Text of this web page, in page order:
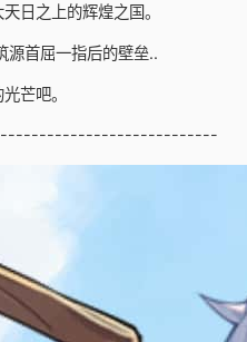
日之上的辉煌之国。
源首屈一指后的壁垒..
芒吧。